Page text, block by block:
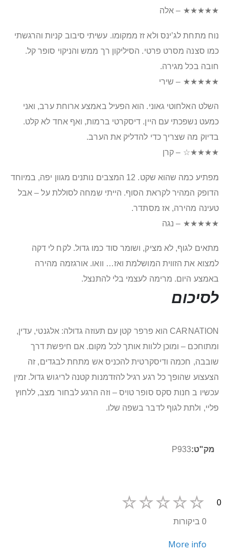
★★★★★ – אלה
נוח מתחת לג’ינס ולא זז ממקומו. עשיתי סיבוב קניות והרגשתי
כמו סצנה מסרט פרטי. הסיליקון רך ממש והניקוי סופר קל.
חובה בכל מגירה.
★★★★★ – שירי
השלט האלחוטי גאוני. הוא הפעיל באמצע ארוחת ערב, ואני
כמעט נשפכתי עם היין. דיסקרטי ברמות, ואף אחד לא קלט.
בדיוק מה שצריך כדי להדליק את הערב.
★★★★☆ – קרן
מפתיע כמה שהוא שקט. 12 המצבים נותנים מגוון יפה, במיוחד
הדופק המהיר לקראת הסוף. הייתי שמחה לסוללת על – אבל
טעינה מהירה, אז מסתדר.
★★★★★ – נגה
מתאים לגוף, לא מציק, ושומר סוד כמו גדול. לקח לי דקה
למצוא את הזווית המושלמת ואז… וואו. אורגזמה מהירה
באמצע היום. מרימה לעצמי בלי להתנצל.
לסיכום
CARNATION הוא פרפר קטן עם תעוזה גדולה: אלגנטי, עדין,
ומתוחכם – ומוכן ללוות אותך לכל מקום. אם חיפשת דרך
שובבה, חכמה ודיסקרטית להכניס אש מתחת לבגדים, זה
הצעצוע שהופך כל רגע רגיל להזדמנות קטנה לריגוש גדול. זמין
עכשיו ב חנות סקס סופר טויס – וזה הרגע לבחור מצב, ללחוץ
פליי, ולתת לגוף לדבר בשפה שלו.
מידע
P933
0
0 ביקורות
More info